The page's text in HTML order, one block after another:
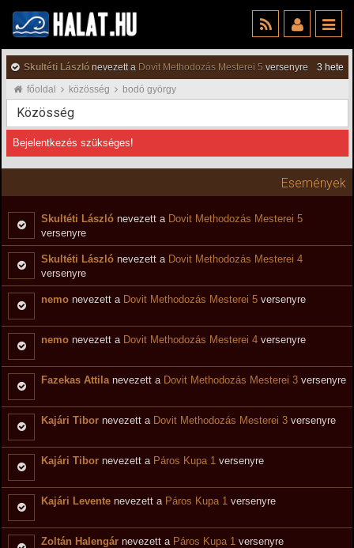
Skultéti László nevezett a Dovit Methodozás Mesterei 5 versenyre
3 hete
főoldal
közösség bodó györgy
Közösség
Bejelentkezés szükséges!
Események
Skultéti László nevezett a Dovit Methodozás Mesterei 5
versenyre
Skultéti László nevezett a Dovit Methodozás Mesterei 4
versenyre
nemo nevezett a Dovit Methodozás Mesterei 5 versenyre
nemo nevezett a Dovit Methodozás Mesterei 4 versenyre
Fazekas Attilanevezett a Dovit Methodozás Mesterei 3 versenyre
Kajári Tibor nevezett a Dovit Methodozás Mesterei 3 versenyre
Kajári Tibor nevezett a Páros Kupa 1 versenyre
Kajári Levente nevezett a Páros Kupa 1 versenyre
Zoltán Halengár nevezett a Páros Kupa 1 versenyre